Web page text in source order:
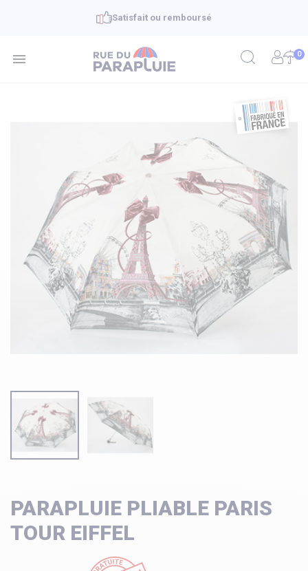
Satisfait ou remboursé
 0
PARAPLUIE PLIABLE PARIS
TOUR EIFFEL